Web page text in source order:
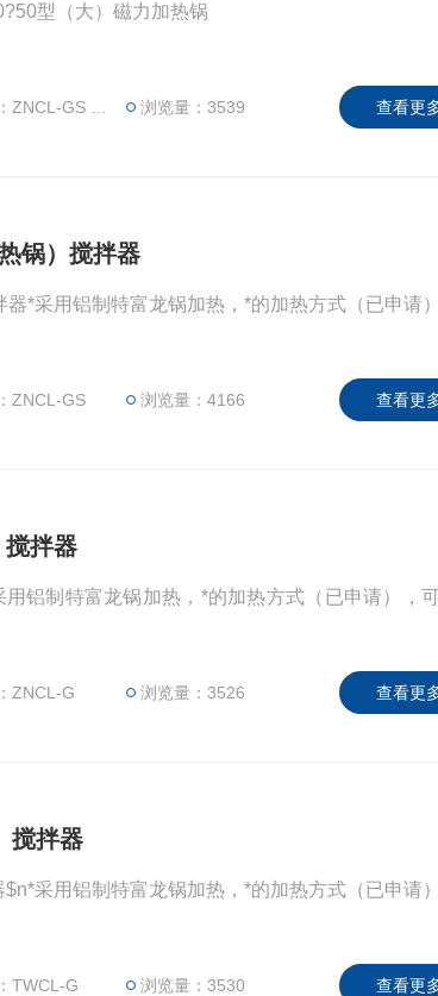
型（大）磁力加热锅
Φ240?50、 Φ310?50型 浏览量：3539 查看更
锅）搅拌器
*采用铝制特富龙锅加热，*的加热方式（已申请
ZNCL-GS 浏览量：4166 查看更
拌器
铝制特富龙锅加热，*的加热方式（已申请），
ZNCL-G 浏览量：3526 查看更
搅拌器
采用铝制特富龙锅加热，*的加热方式（已申请
TWCL-G 浏览量：3530 查看更